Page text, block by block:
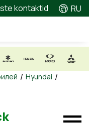
kontaktid RU
/ Hyundai /